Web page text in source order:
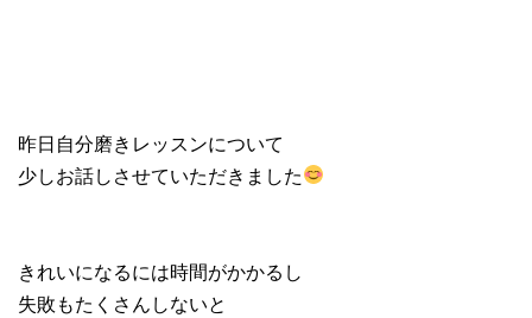
昨日自分磨きレッスンについて
少しお話しさせていただきました
きれいになるには時間がかかるし
失敗もたくさんしないと